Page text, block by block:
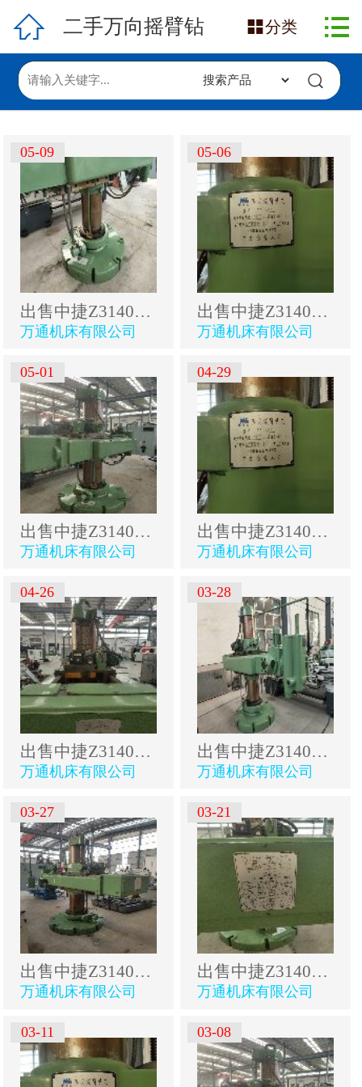
网站首页
在售产品
求购信息
发布供应
 二手万向摇臂钻 分类 
05-09
出售中捷Z3140A万向摇臂钻
万通机床有限公司
05-06
出售中捷Z3140A万向摇臂钻
万通机床有限公司
05-01
出售中捷Z3140A万向摇臂钻
万通机床有限公司
04-29
出售中捷Z3140A万向摇臂钻
万通机床有限公司
04-26
出售中捷Z3140A万向摇臂钻
万通机床有限公司
03-28
出售中捷Z3140A万向摇臂钻
万通机床有限公司
03-27
出售中捷Z3140A万向摇臂钻
万通机床有限公司
03-21
出售中捷Z3140A万向摇臂钻
万通机床有限公司
03-11 03-08